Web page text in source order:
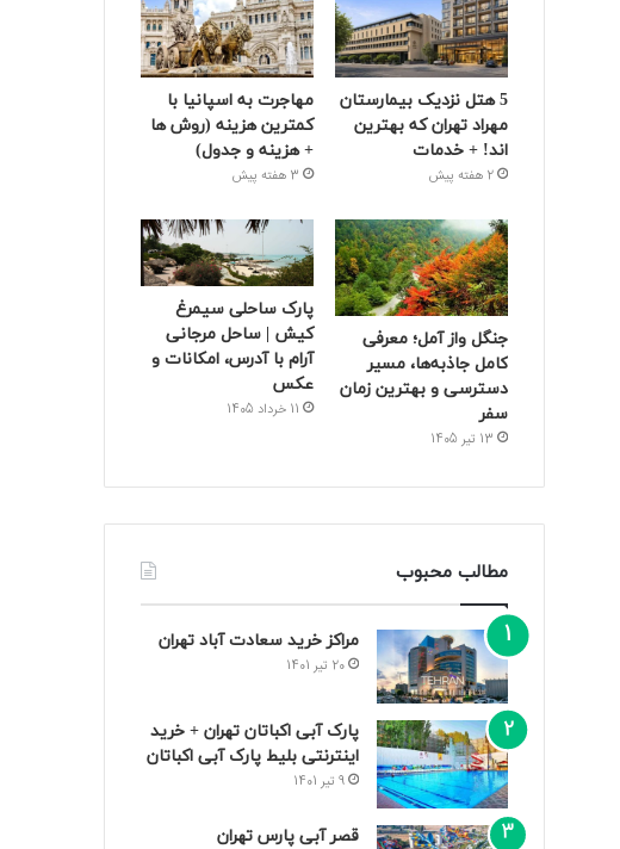
5 هتل نزدیک بیمارستان
مهراد تهران که بهترین‌
اند! + خدمات
2 هفته پیش
مهاجرت به اسپانیا با
کمترین هزینه (روش ها
+ هزینه و جدول)
3 هفته پیش
جنگل واز آمل؛ معرفی
کامل جاذبه‌ها، مسیر
دسترسی و بهترین زمان
سفر
13 تیر 1405
پارک ساحلی سیمرغ
کیش | ساحل مرجانی
آرام با آدرس، امکانات و
عکس
11 خرداد 1405
مطالب محبوب
مراکز خرید سعادت‌ آباد تهران
20 تیر 1401
پارک آبی اکباتان تهران + خرید
اینترنتی بلیط پارک آبی اکباتان
9 تیر 1401
قصر آبی پارس تهران